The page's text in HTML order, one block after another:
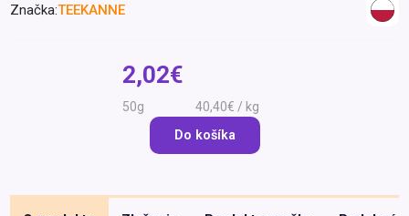
Drogéria a kozmetika
Domácnosť a kancelária
Značka:TEEKANNE
2,02€
50g 40,40€ / kg
Do košíka